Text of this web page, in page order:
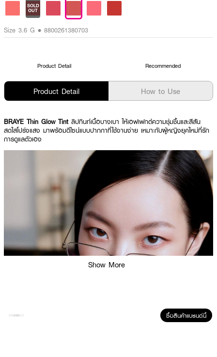
SOLD
OUT
Size 3.6 G • 8800261380703
Product Detail Recommended
Product Detail How to Use
BRAYE Thin Glow Tintลิปทินท์เนื้อบางเบา ให้เอฟเฟกต์ความชุ่มชื้นและสีสัน
สดใสโปร่งแสง มาพร้อมดีไซน์แบบปากกาที่ใช้งานง่าย เหมาะกับผู้หญิงยุคใหม่ที่รัก
การดูแลตัวเอง
Show More
ซื้อสินค้าแบรนด์นี้